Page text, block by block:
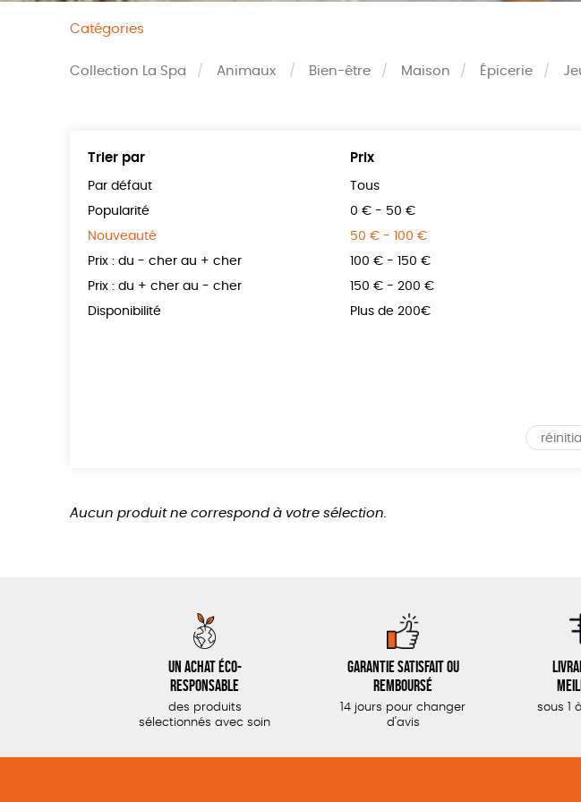
Catégories
Collection La Spa Animaux Bien-être Maison Épicerie
Trier par
Par défaut
Popularité
Nouveauté
Prix : du - cher au + cher
Prix : du + cher au - cher
Disponibilité
Prix
Tous
0 € - 50 €
50 € - 100 €
100 € - 150 €
150 € - 200 €
Plus de 200€
Aucun produit ne correspond à votre sélection.
Un achat éco-
responsable
des produits
sélectionnés avec soin
Garantie satisfait ou
remboursé
14 jours pour changer
d'avis
sous 1